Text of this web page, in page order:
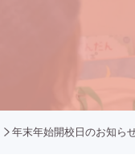
年末年始開校日のお知ら